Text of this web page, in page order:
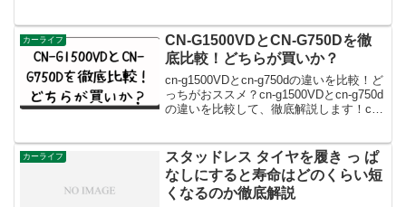
に人気のある車載ディスプレイオーデ
ィ...
カーライフ
CN-G1500VDとCN-G750Dを徹
底比較！どちらが買いか？
cn-g1500VDとcn-g750dの違いを比較！ど
っちがおススメ？cn-g1500VDとcn-g750d
の違いを比較して、徹底解説します！cn-
料: ...
カーライフ
スタッドレス タイヤを履き っ ぱ
なしにすると寿命はどのくらい短
くなるのか徹底解説